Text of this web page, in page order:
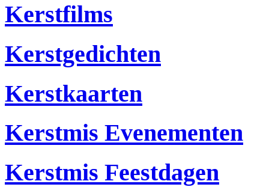
Kerstfilms
Kerstgedichten
Kerstkaarten
Kerstmis Evenementen
Kerstmis Feestdagen